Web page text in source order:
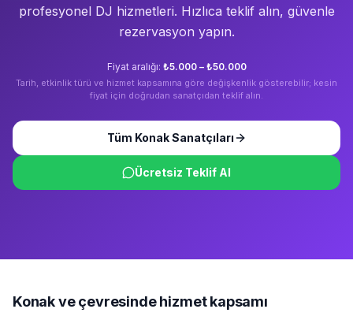
profesyonel DJ hizmetleri. Hızlıca teklif alın, güvenle
rezervasyon yapın.
Fiyat aralığı: ₺5.000 – ₺50.000
Tarih, etkinlik türü ve hizmet kapsamına göre değişkenlik gösterebilir; kesin
fiyat için doğrudan sanatçıdan teklif alın.
Tüm KonakSanatçıları
Ücretsiz Teklif Al
Konakve çevresinde hizmet kapsamı